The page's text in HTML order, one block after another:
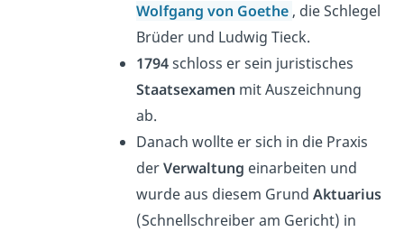
Wolfgang von Goethe , die Schlegel
Brüder und Ludwig Tieck.
1794schloss er sein juristisches
Staatsexamen mit Auszeichnung
ab.
Danach wollte er sich in die Praxis
derVerwaltung einarbeiten und
wurde aus diesem GrundAktuarius
(Schnellschreiber am Gericht) in